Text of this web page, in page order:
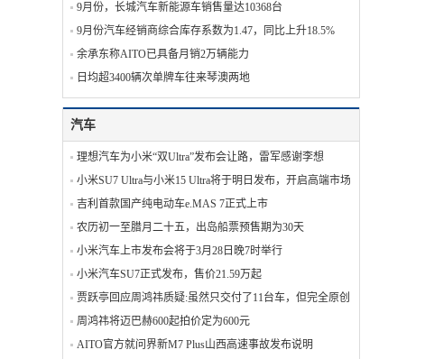
9月份，长城汽车新能源车销售量达10368台
9月份汽车经销商综合库存系数为1.47，同比上升18.5%
余承东称AITO已具备月销2万辆能力
日均超3400辆次单牌车往来琴澳两地
汽车
理想汽车为小米“双Ultra”发布会让路，雷军感谢李想
小米SU7 Ultra与小米15 Ultra将于明日发布，开启高端市场新篇章
吉利首款国产纯电动车e.MAS 7正式上市
农历初一至腊月二十五，出岛船票预售期为30天
小米汽车上市发布会将于3月28日晚7时举行
小米汽车SU7正式发布，售价21.59万起
贾跃亭回应周鸿祎质疑:虽然只交付了11台车，但完全原创
周鸿祎将迈巴赫600起拍价定为600元
AITO官方就问界新M7 Plus山西高速事故发布说明